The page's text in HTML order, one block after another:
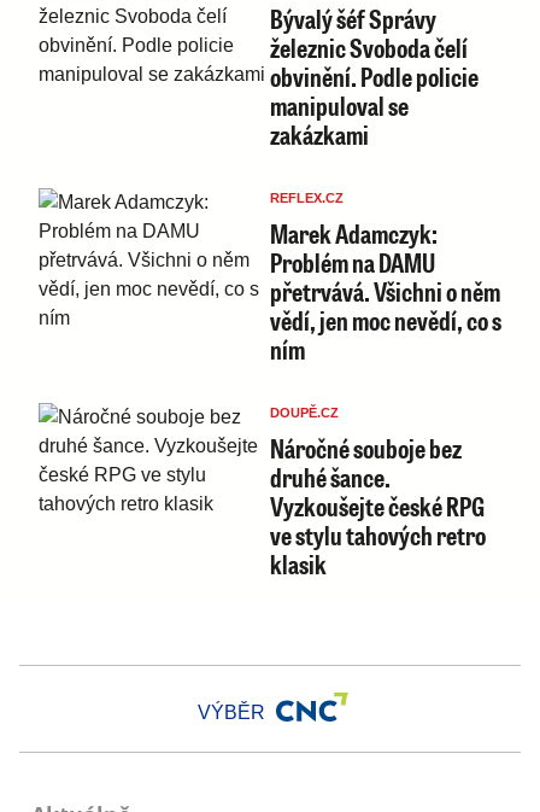
Bývalý šéf Správy
železnic Svoboda čelí
obvinění. Podle policie
manipuloval se
zakázkami
REFLEX.CZ
Marek Adamczyk:
Problém na DAMU
přetrvává. Všichni o něm
vědí, jen moc nevědí, co s
ním
DOUPĚ.CZ
Náročné souboje bez
druhé šance.
Vyzkoušejte české RPG
ve stylu tahových retro
klasik
VÝBĚR